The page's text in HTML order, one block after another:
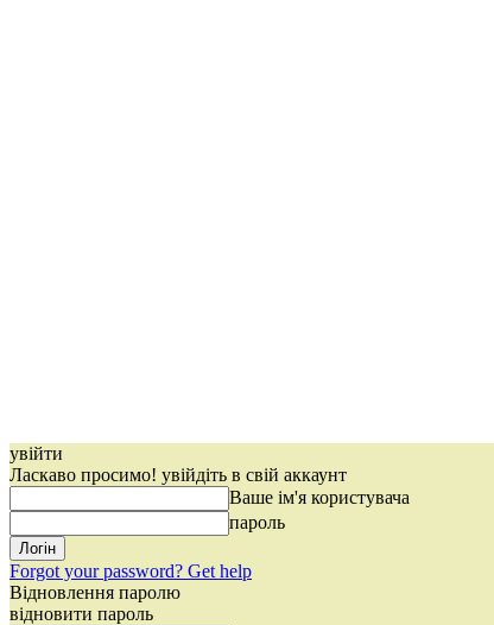
увійти
Ласкаво просимо! увійдіть в свій аккаунт
Ваше ім'я користувача
пароль
Forgot your password? Get help
Відновлення паролю
відновити пароль